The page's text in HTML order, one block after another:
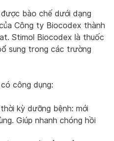
bào chế dưới dạng
Công ty Biocodex thành
Stimol Biocodex là thuốc
sung trong các trường
công dụng:
kỳ dưỡng bệnh: mới
Giúp nhanh chóng hồi